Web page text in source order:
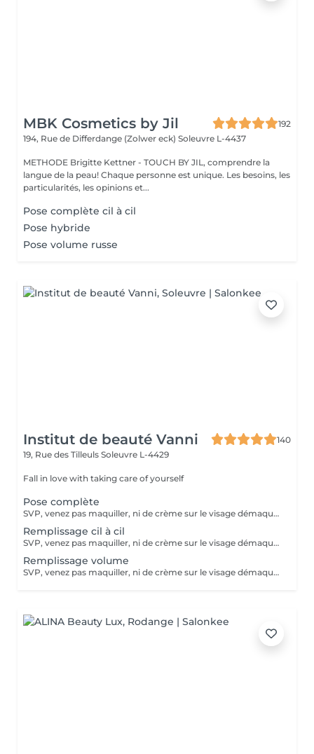
MBK Cosmetics by Jil
192
194, Rue de Differdange (Zolwer eck) Soleuvre L-4437
METHODE Brigitte Kettner - TOUCH BY JIL, comprendre la
langue de la peau! Chaque personne est unique. Les besoins, les
particularités, les opinions et...
Pose complète cil à cil
Pose hybride
Pose volume russe
Institut de beauté Vanni
140
19, Rue des Tilleuls Soleuvre L-4429
Fall in love with taking care of yourself
Pose complète
SVP, venez pas maquiller, ni de crème sur le visage démaquillage sans huile svp :) étudiants -10€ avec une carte étudiant
Remplissage cil à cil
SVP, venez pas maquiller, ni de crème sur le visage démaquillage sans huile svp :)
Remplissage volume
SVP, venez pas maquiller, ni de crème sur le visage démaquillage sans huile svp :)